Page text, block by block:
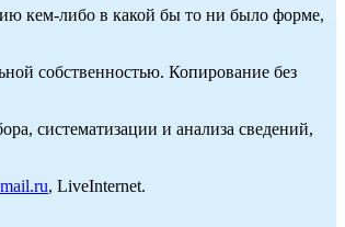
кем-либо в какой бы то ни было форме,
собственностью. Копирование без
систематизации и анализа сведений,
, LiveInternet.